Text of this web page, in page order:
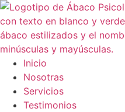
Ir
al
contenido
Inicio
Nosotras
Servicios
Testimonios